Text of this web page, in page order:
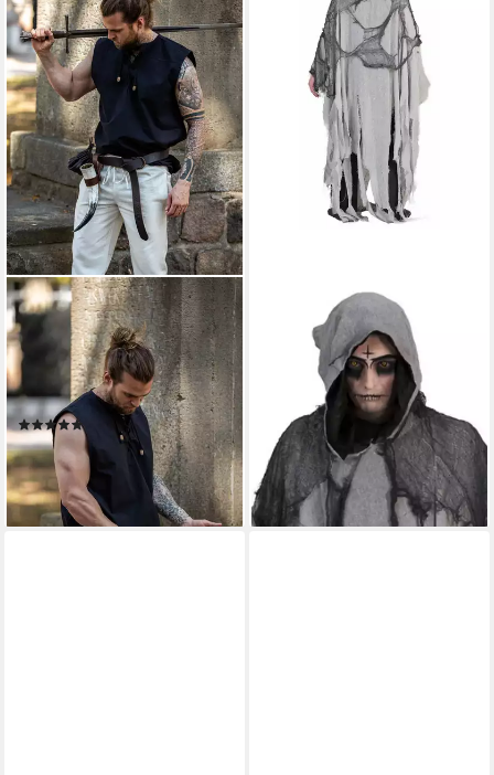
LEONARDO CARBONE
Wikinger-Kostüm Ärmelloses
Schnürhemd "Jean", Henley-
Ausschnitt mit Holzknöpfen,
weicher Baumwollstoff
31,99 €
lieferbar - in 2-3 Werktagen bei dir
FUNNY FASHION
Hexen-Kostüm Dunkler
Sensenmann Umhang -
Halloween Verkleidung
32,90 €
lieferbar - in 2-3 Werktagen bei dir